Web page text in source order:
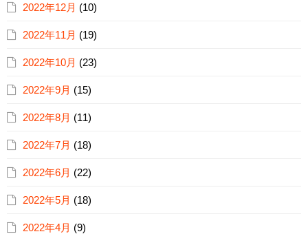
2022年12月 (10)
2022年11月 (19)
2022年10月 (23)
2022年9月 (15)
2022年8月 (11)
2022年7月 (18)
2022年6月 (22)
2022年5月 (18)
2022年4月 (9)